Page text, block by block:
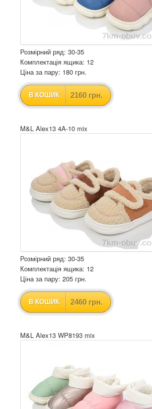
Розмірний ряд: 30-35
Комплектація ящика: 12
Ціна за пару: 180 грн.
В КОШИК 2160 грн.
M&L Alex13 4A-10 mix
Розмірний ряд: 30-35
Комплектація ящика: 12
Ціна за пару: 205 грн.
В КОШИК 2460 грн.
M&L Alex13 WP8193 mix